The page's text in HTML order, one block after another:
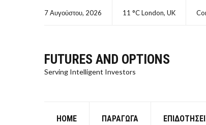
7 Αυγούστου, 2026 11 °C London, UK
FUTURES AND OPTIONS
Serving Intelligent Investors
HOME ΠΑΡΆΓΩΓΑ